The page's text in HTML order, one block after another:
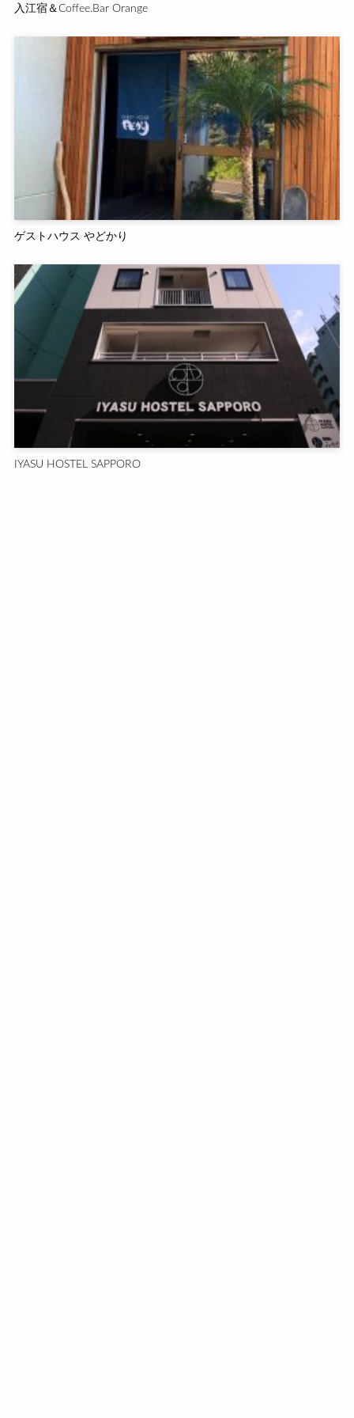
入江宿＆Coffee.Bar Orange
ゲストハウス やどかり
IYASU HOSTEL SAPPORO